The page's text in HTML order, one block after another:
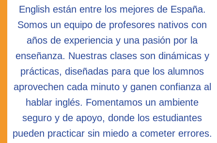
English están entre los mejores de España.
Somos un equipo de profesores nativos con
años de experiencia y una pasión por la
enseñanza. Nuestras clases son dinámicas y
prácticas, diseñadas para que los alumnos
aprovechen cada minuto y ganen confianza al
hablar inglés. Fomentamos un ambiente
seguro y de apoyo, donde los estudiantes
pueden practicar sin miedo a cometer errores.